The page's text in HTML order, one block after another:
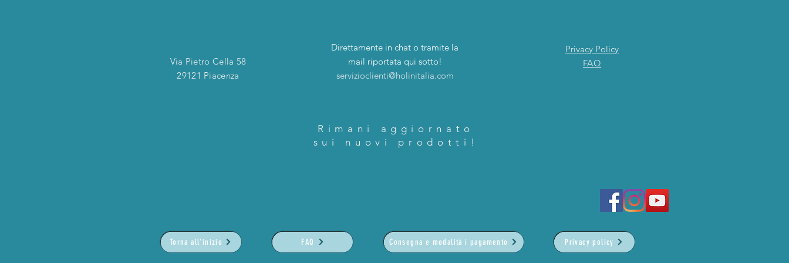
Via Pietro Cella 58
29121 Piacenza
Direttamente in chat o tramite la
mail riportata qui sotto!
servizioclienti@holinitalia.com
Privacy Policy
FAQ
Rimani aggiornato
sui nuovi prodotti!
Torna all'inizio FAQ Consegna e modalità i pagamento Privacy policy